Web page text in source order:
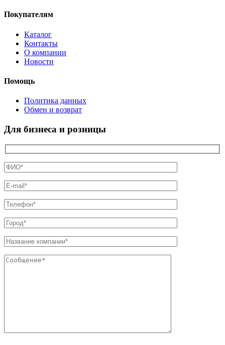
Покупателям
Каталог
Контакты
О компании
Новости
Помощь
Политика данных
Обмен и возврат
Для бизнеса и розницы